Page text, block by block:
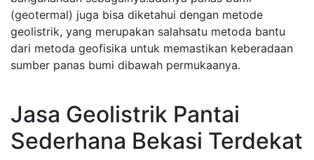
(geotermal) juga bisa diketahui dengan metode
geolistrik, yang merupakan salahsatu metoda bantu
dari metoda geofisika untuk memastikan keberadaan
sumber panas bumi dibawah permukaanya.
Jasa Geolistrik Pantai
Sederhana Bekasi Terdekat